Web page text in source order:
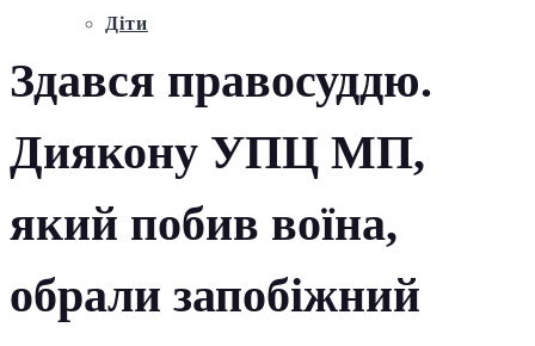
Діти
Здався правосуддю.
Диякону УПЦ МП,
який побив воїна,
обрали запобіжний